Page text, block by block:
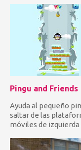
Pingu and Friends
Ayuda al pequeño
saltar de las
móviles de izquierda